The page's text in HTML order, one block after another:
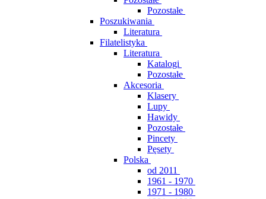
Pozostałe
Poszukiwania
Literatura
Filatelistyka
Literatura
Katalogi
Pozostałe
Akcesoria
Klasery
Lupy
Hawidy
Pozostałe
Pincety
Pęsety
Polska
od 2011
1961 - 1970
1971 - 1980